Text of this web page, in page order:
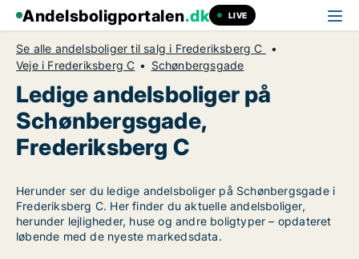
Andelsboligportalen.dk LIVE
Se alle andelsboliger til salg i Frederiksberg C
Veje i Frederiksberg C
Schønbergsgade
Ledige andelsboliger på
Schønbergsgade,
Frederiksberg C
Herunder ser du ledige andelsboliger på Schønbergsgade i
Frederiksberg C. Her finder du aktuelle andelsboliger,
herunder lejligheder, huse og andre boligtyper – opdateret
løbende med de nyeste markedsdata.